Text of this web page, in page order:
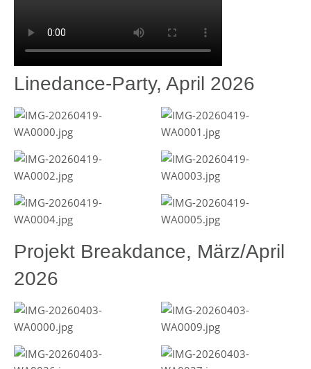
Linedance-Party, April 2026
Projekt Breakdance, März/April
2026